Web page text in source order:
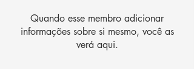
Quando esse membro adicionar
informações sobre si mesmo, você as
verá aqui.